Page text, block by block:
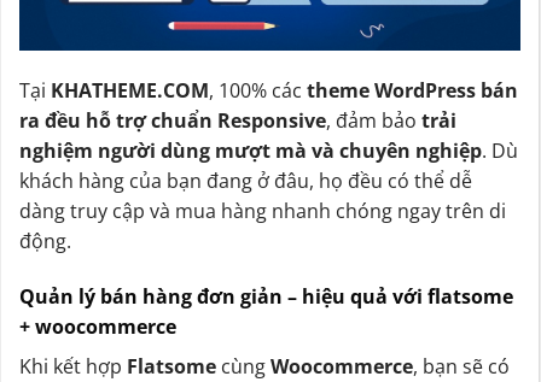
Tại KHATHEME.COM, 100% các theme WordPress bán
ra đều hỗ trợ chuẩn Responsive, đảm bảo trải
nghiệm người dùng mượt mà và chuyên nghiệp. Dù
khách hàng của bạn đang ở đâu, họ đều có thể dễ
dàng truy cập và mua hàng nhanh chóng ngay trên di
động.
Quản lý bán hàng đơn giản – hiệu quả với flatsome
+ woocommerce
Khi kết hợp Flatsome cùngWoocommerce, bạn sẽ có